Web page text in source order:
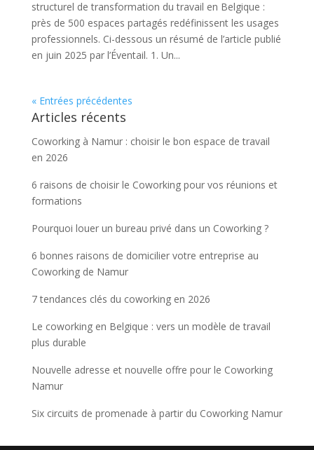
structurel de transformation du travail en Belgique :
près de 500 espaces partagés redéfinissent les usages
professionnels. Ci-dessous un résumé de l’article publié
en juin 2025 par l’Éventail. 1. Un...
« Entrées précédentes
Articles récents
Coworking à Namur : choisir le bon espace de travail
en 2026
6 raisons de choisir le Coworking pour vos réunions et
formations
Pourquoi louer un bureau privé dans un Coworking ?
6 bonnes raisons de domicilier votre entreprise au
Coworking de Namur
7 tendances clés du coworking en 2026
Le coworking en Belgique : vers un modèle de travail
plus durable
Nouvelle adresse et nouvelle offre pour le Coworking
Namur
Six circuits de promenade à partir du Coworking Namur